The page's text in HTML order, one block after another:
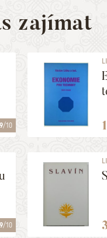
zajímat
9/10
9/10